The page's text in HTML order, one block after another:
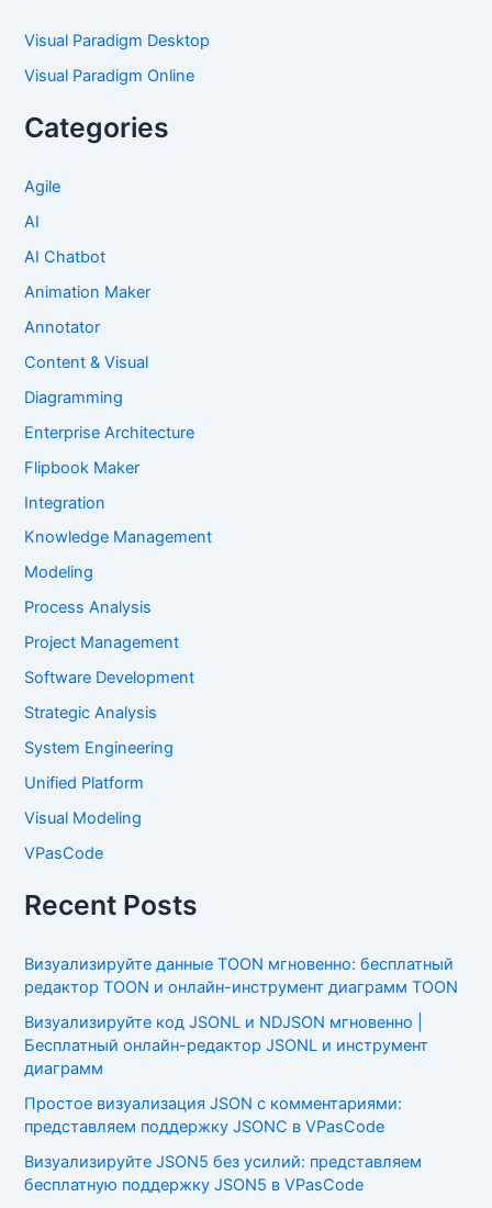
Visual Paradigm Desktop
Visual Paradigm Online
Categories
Agile
AI
AI Chatbot
Animation Maker
Annotator
Content & Visual
Diagramming
Enterprise Architecture
Flipbook Maker
Integration
Knowledge Management
Modeling
Process Analysis
Project Management
Software Development
Strategic Analysis
System Engineering
Unified Platform
Visual Modeling
VPasCode
Recent Posts
Визуализируйте данные TOON мгновенно: бесплатный
редактор TOON и онлайн-инструмент диаграмм TOON
Визуализируйте код JSONL и NDJSON мгновенно |
Бесплатный онлайн-редактор JSONL и инструмент
диаграмм
Простое визуализация JSON с комментариями:
представляем поддержку JSONC в VPasCode
Визуализируйте JSON5 без усилий: представляем
бесплатную поддержку JSON5 в VPasCode